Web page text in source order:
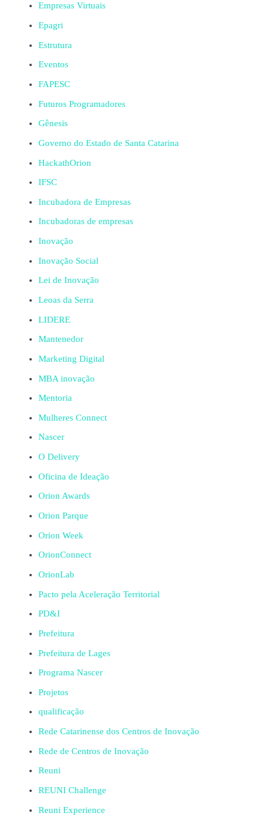
Empresas Virtuais
Epagri
Estrutura
Eventos
FAPESC
Futuros Programadores
Gênesis
Governo do Estado de Santa Catarina
HackathOrion
IFSC
Incubadora de Empresas
Incubadoras de empresas
Inovação
Inovação Social
Lei de Inovação
Leoas da Serra
LIDERE
Mantenedor
Marketing Digital
MBA inovação
Mentoria
Mulheres Connect
Nascer
O Delivery
Oficina de Ideação
Orion Awards
Orion Parque
Orion Week
OrionConnect
OrionLab
Pacto pela Aceleração Territorial
PD&I
Prefeitura
Prefeitura de Lages
Programa Nascer
Projetos
qualificação
Rede Catarinense dos Centros de Inovação
Rede de Centros de Inovação
Reuni
REUNI Challenge
Reuni Experience